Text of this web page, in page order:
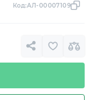
Код:АЛ-00007109